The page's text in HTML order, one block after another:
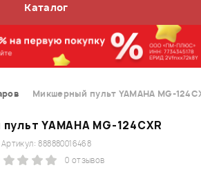
Каталог
Микшерный пульт YAMAHA MG-
YAMAHA MG-124CXR
Артикул: 888880016468
0 отзывов